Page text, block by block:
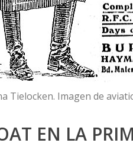
Tielocken. Imagen de
EN LA